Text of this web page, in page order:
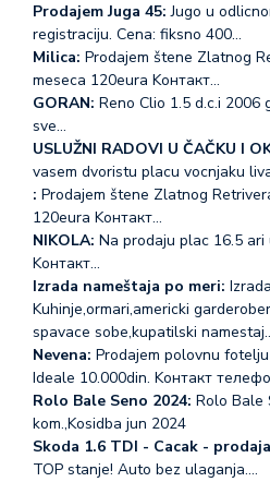
Prodajem Juga 45: Jugo u
registraciju. Cena: fiksno 400…
Milica: Prodajem štene Zlatnog
meseca 120eura Koнтакт…
GORAN: Reno Clio 1.5 d.c.i 2006
sve…
USLUŽNI RADOVI U ČAČKU I
vasem dvoristu placu vocnjaku
: Prodajem štene Zlatnog
120eura Koнтакт…
NIKOLA: Na prodaju plac 16.5 ari
Koнтакт…
Izrada nameštaja po meri:
Kuhinje,ormari,americki
spavace sobe,kupatilski
Nevena: Prodajem polovnu
Ideale 10.000din. Koнтакт
Rolo Bale Seno 2024: Rolo Bale
kom.,Kosidba jun 2024
Skoda 1.6 TDI - Cacak -
TOP stanje! Auto bez ulaganja.…